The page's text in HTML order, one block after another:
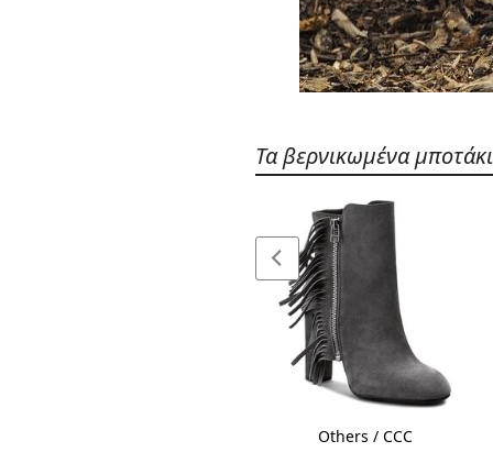
Τα βερνικωμένα
Others / CCC